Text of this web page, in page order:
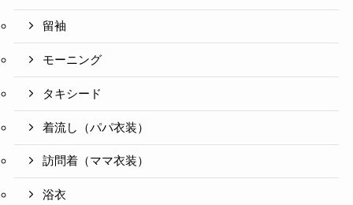
留袖
モーニング
タキシード
着流し（パパ衣装）
訪問着（ママ衣装）
浴衣